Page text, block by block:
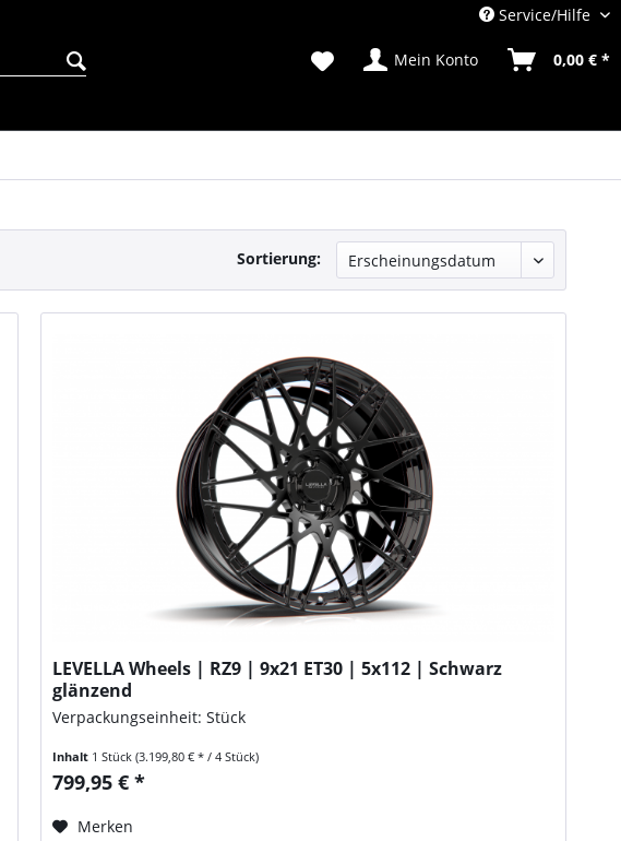
Service/Hilfe
Mein Konto 0,00 € *
Sortierung:
LEVELLA Wheels | RZ9 | 9x21 ET30 | 5x112 | Schwarz
glänzend
Verpackungseinheit: Stück
Inhalt 1 Stück(3.199,80 € * / 4 Stück)
799,95 € *
Merken